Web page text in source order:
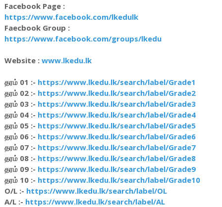
Facebook Page :
https://www.facebook.com/lkedulk
Faecbook Group :
https://www.facebook.com/groups/lkedu
Website : www.lkedu.lk
தரம் 01 :- https://www.lkedu.lk/search/label/Grade1
தரம் 02 :- https://www.lkedu.lk/search/label/Grade2
தரம் 03 :- https://www.lkedu.lk/search/label/Grade3
தரம் 04 :- https://www.lkedu.lk/search/label/Grade4
தரம் 05 :- https://www.lkedu.lk/search/label/Grade5
தரம் 06 :- https://www.lkedu.lk/search/label/Grade6
தரம் 07 :- https://www.lkedu.lk/search/label/Grade7
தரம் 08 :- https://www.lkedu.lk/search/label/Grade8
தரம் 09 :- https://www.lkedu.lk/search/label/Grade9
தரம் 10 :- https://www.lkedu.lk/search/label/Grade10
O/L :- https://www.lkedu.lk/search/label/OL
A/L :- https://www.lkedu.lk/search/label/AL